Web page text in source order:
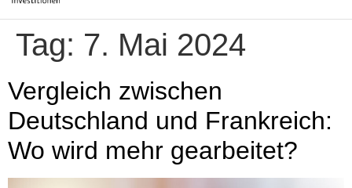
Tag: 7. Mai 2024
Vergleich zwischen
Deutschland und Frankreich:
Wo wird mehr gearbeitet?